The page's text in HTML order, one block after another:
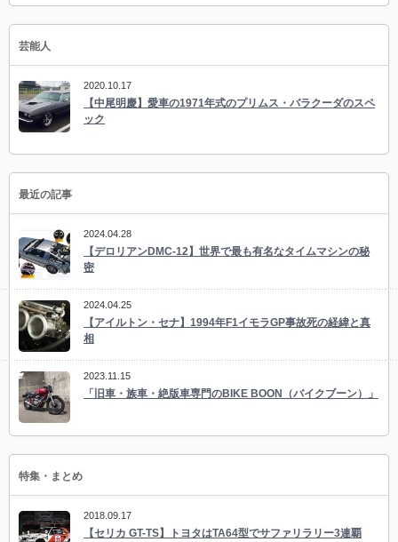
芸能人
2020.10.17
【中尾明慶】愛車の1971年式のプリムス・バラクーダのスペ
ック
最近の記事
2024.04.28
【デロリアンDMC-12】世界で最も有名なタイムマシンの秘
密
2024.04.25
【アイルトン・セナ】1994年F1イモラGP事故死の経緯と真
相
2023.11.15
「旧車・族車・絶版車専門のBIKE BOON（バイクブーン）」
特集・まとめ
2018.09.17
【セリカ GT-TS】トヨタはTA64型でサファリラリー3連覇